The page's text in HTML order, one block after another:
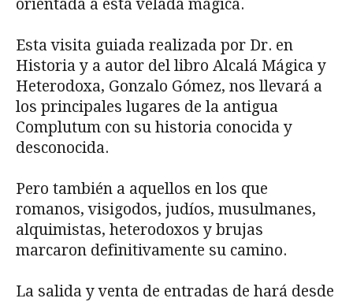
orientada a esta velada mágica.
Esta visita guiada realizada por Dr. en
Historia y a autor del libro Alcalá Mágica y
Heterodoxa, Gonzalo Gómez, nos llevará a
los principales lugares de la antigua
Complutum con su historia conocida y
desconocida.
Pero también a aquellos en los que
romanos, visigodos, judíos, musulmanes,
alquimistas, heterodoxos y brujas
marcaron definitivamente su camino.
La salida y venta de entradas de hará desde